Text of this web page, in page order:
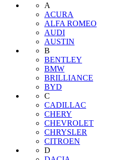
A
ACURA
ALFA ROMEO
AUDI
AUSTIN
B
BENTLEY
BMW
BRILLIANCE
BYD
C
CADILLAC
CHERY
CHEVROLET
CHRYSLER
CITROEN
D